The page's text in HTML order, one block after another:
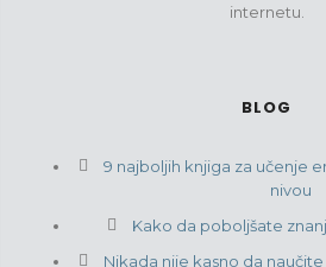
internetu.
BLOG
9 najboljih knjiga za učenje
nivou
Kako da poboljšate
Nikada nije kasno da